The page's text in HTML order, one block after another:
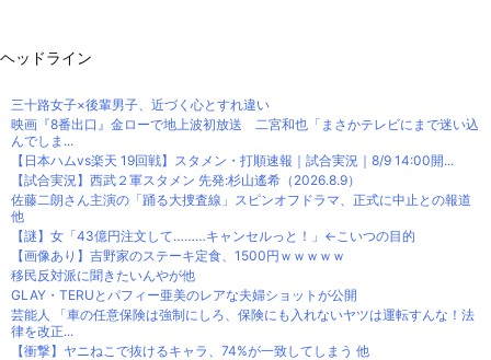
ヘッドライン
三十路女子×後輩男子、近づく心とすれ違い
映画『8番出口』金ローで地上波初放送 二宮和也「まさかテレビにまで迷い込
んでしま...
【日本ハムvs楽天 19回戦】スタメン・打順速報｜試合実況｜8/9 14:00開...
【試合実況】西武２軍スタメン 先発:杉山遙希（2026.8.9）
佐藤二朗さん主演の「踊る大捜査線」スピンオフドラマ、正式に中止との報道
他
【謎】女「43億円注文して………キャンセルっと！」←こいつの目的
【画像あり】吉野家のステーキ定食、1500円ｗｗｗｗｗ
移民反対派に聞きたいんやが他
GLAY・TERUとパフィー亜美のレアな夫婦ショットが公開
芸能人 「車の任意保険は強制にしろ、保険にも入れないヤツは運転すんな！法
律を改正...
【衝撃】ヤニねこで抜けるキャラ、74%が一致してしまう 他